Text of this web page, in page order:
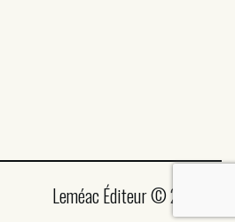
Leméac Éditeur © 2026